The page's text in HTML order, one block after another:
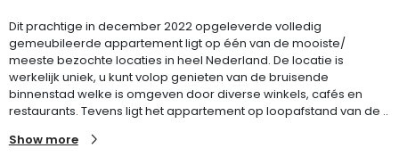
Dit prachtige in december 2022 opgeleverde volledig
gemeubileerde appartement ligt op één van de mooiste/
meeste bezochte locaties in heel Nederland. De locatie is
werkelijk uniek, u kunt volop genieten van de bruisende
binnenstad welke is omgeven door diverse winkels, cafés en
restaurants. Tevens ligt het appartement op loopafstand van de ..
Show more